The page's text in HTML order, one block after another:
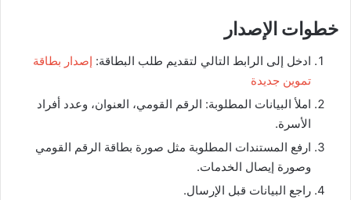
خطوات الإصدار
ادخل إلى الرابط التالي لتقديم طلب البطاقة: إصدار بطاقة
تموين جديدة
املأ البيانات المطلوبة: الرقم القومي، العنوان، وعدد أفراد
الأسرة.
ارفع المستندات المطلوبة مثل صورة بطاقة الرقم القومي
وصورة إيصال الخدمات.
راجع البيانات قبل الإرسال.